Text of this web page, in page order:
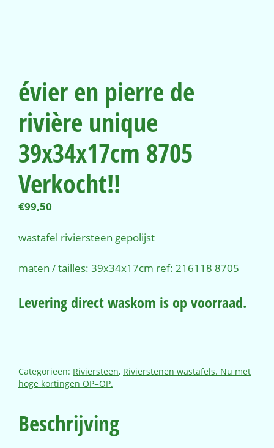
évier en pierre de
rivière unique
39x34x17cm 8705
Verkocht!!
€99,50
wastafel riviersteen gepolijst
maten / tailles: 39x34x17cm ref: 216118 8705
Levering direct waskom is op voorraad.
Categorieën: Riviersteen, Rivierstenen wastafels. Nu met
hoge kortingen OP=OP.
Beschrijving